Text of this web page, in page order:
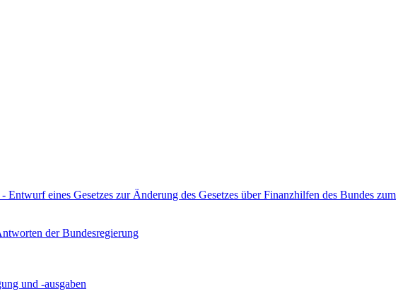
eines Gesetzes zur Änderung des Gesetzes über Finanzhilfen des Bundes zum
der Bundesregierung
und -ausgaben